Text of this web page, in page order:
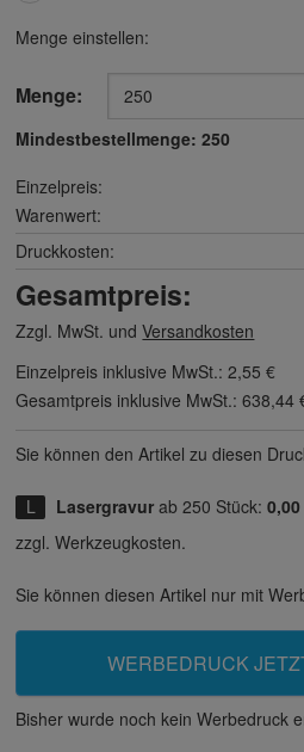
Menge einstellen:
Menge:
Mindestbestellmenge:250
Einzelpreis:
Warenwert:
Druckkosten:
Gesamtpreis:
Zzgl. MwSt. undVersandkosten
Einzelpreis inklusive MwSt.:2,55 €
Gesamtpreis inklusive MwSt.:638,44
Sie können den Artikel zu diesen
Lasergravur ab 250 Stück:
zzgl. Werkzeugkosten.
Sie können diesen Artikel nur mit
WERBEDRUCK
Bisher wurde noch kein Werbedruck